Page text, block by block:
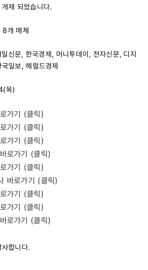
재 되었습니다.
개 매체
신문, 한국경제, 머니투데이, 전자신문, 디지
일보, 헤럴드경제
목)
가기 (클릭)
가기 (클릭)
가기 (클릭)
로가기 (클릭)
가기 (클릭)
바로가기 (클릭)
가기 (클릭)
가기 (클릭)
로가기 (클릭)
합니다.